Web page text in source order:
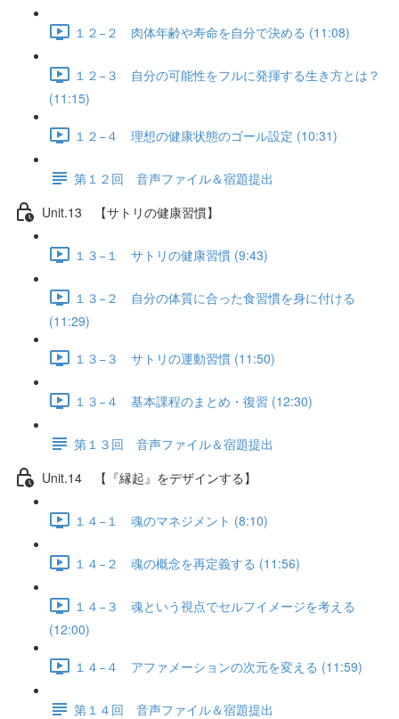
１２−２ 肉体年齢や寿命を自分で決める (11:08)
１２−３ 自分の可能性をフルに発揮する生き方とは？
(11:15)
１２−４ 理想の健康状態のゴール設定 (10:31)
第１２回 音声ファイル＆宿題提出
Unit.13 【サトリの健康習慣】
１３−１ サトリの健康習慣 (9:43)
１３−２ 自分の体質に合った食習慣を身に付ける
(11:29)
１３−３ サトリの運動習慣 (11:50)
１３−４ 基本課程のまとめ・復習 (12:30)
第１３回 音声ファイル＆宿題提出
Unit.14 【『縁起』をデザインする】
１４−１ 魂のマネジメント (8:10)
１４−２ 魂の概念を再定義する (11:56)
１４−３ 魂という視点でセルフイメージを考える
(12:00)
１４−４ アファメーションの次元を変える (11:59)
第１４回 音声ファイル＆宿題提出